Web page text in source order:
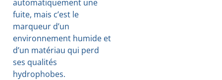
automatiquement une
fuite, mais c’est le
marqueur d’un
environnement humide et
d’un matériau qui perd
ses qualités
hydrophobes.